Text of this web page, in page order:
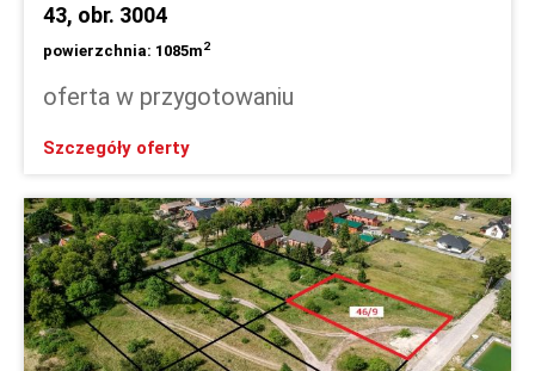
43, obr. 3004
powierzchnia: 1085m2
oferta w przygotowaniu
Szczegóły oferty